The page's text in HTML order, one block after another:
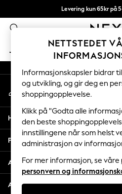
Levering kun 65kr på
Vi betaler alle
JENTER GUTTER BABY
GIRLS
New In
50 - 92cm
98 - 110cm
116 - 134cm
140 - 174cm
Trending: Top & Short
Trending: Clogs
Toy Story
THE SET
An error occurred on client
Våre sosiale
Min konto
Logg inn på kontoen din
Hjelp
Personvern & Juridisk
Avdelinger
Andre tjenester
NETTSTEDET
Informasjonskapsler bidrar
og utvikling, og gir deg en
shoppingopplevelse.
Klikk på "Godta alle
den beste
innstillingene når som helst
administrasjon av
For mer informasjon, se våre
personvern og